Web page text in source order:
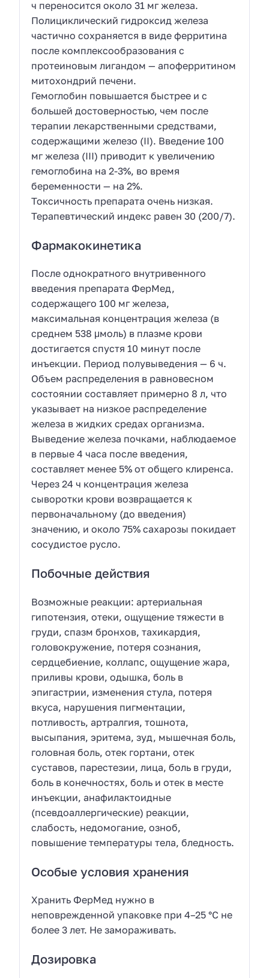
ч переносится около 31 мг железа.
Полициклический гидроксид железа
частично сохраняется в виде ферритина
после комплексообразования с
протеиновым лигандом — апоферритином
митохондрий печени.
Гемоглобин повышается быстрее и с
большей достоверностью, чем после
терапии лекарственными средствами,
содержащими железо (II). Введение 100
мг железа (III) приводит к увеличению
гемоглобина на 2-3%, во время
беременности — на 2%.
Токсичность препарата очень низкая.
Терапевтический индекс равен 30 (200/7).
Фармакокинетика
После однократного внутривенного
введения препарата ФерМед,
содержащего 100 мг железа,
максимальная концентрация железа (в
среднем 538 μмоль) в плазме крови
достигается спустя 10 минут после
инъекции. Период полувыведения — 6 ч.
Объем распределения в равновесном
состоянии составляет примерно 8 л, что
указывает на низкое распределение
железа в жидких средах организма.
Выведение железа почками, наблюдаемое
в первые 4 часа после введения,
составляет менее 5% от общего клиренса.
Через 24 ч концентрация железа
сыворотки крови возвращается к
первоначальному (до введения)
значению, и около 75% сахарозы покидает
сосудистое русло.
Побочные действия
Возможные реакции: артериальная
гипотензия, отеки, ощущение тяжести в
груди, спазм бронхов, тахикардия,
головокружение, потеря сознания,
сердцебиение, коллапс, ощущение жара,
приливы крови, одышка, боль в
эпигастрии, изменения стула, потеря
вкуса, нарушения пигментации,
потливость, артралгия, тошнота,
высыпания, эритема, зуд, мышечная боль,
головная боль, отек гортани, отек
суставов, парестезии, лица, боль в груди,
боль в конечностях, боль и отек в месте
инъекции, анафилактоидные
(псевдоаллергические) реакции,
слабость, недомогание, озноб,
повышение температуры тела, бледность.
Особые условия хранения
Хранить ФерМед нужно в
неповрежденной упаковке при 4–25 °C не
более 3 лет. He замораживать.
Дозировка